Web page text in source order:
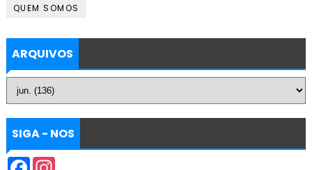
QUEM SOMOS
ARQUIVOS
SIGA - NOS
F
I